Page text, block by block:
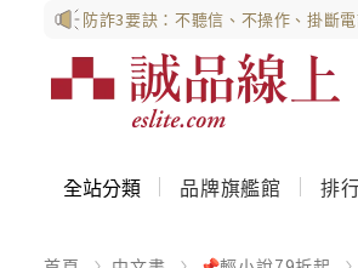
防詐3要訣：不聽信、不操作、掛斷
全站分類 品牌旗艦館 排